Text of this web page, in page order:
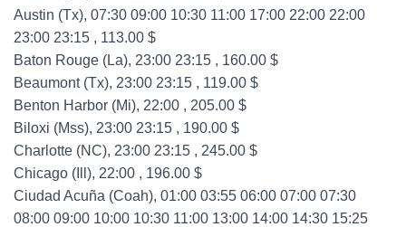
Austin (Tx), 07:30 09:00 10:30 11:00 17:00 22:00 22:00
23:00 23:15 , 113.00 $
Baton Rouge (La), 23:00 23:15 , 160.00 $
Beaumont (Tx), 23:00 23:15 , 119.00 $
Benton Harbor (Mi), 22:00 , 205.00 $
Biloxi (Mss), 23:00 23:15 , 190.00 $
Charlotte (NC), 23:00 23:15 , 245.00 $
Chicago (Ill), 22:00 , 196.00 $
Ciudad Acuña (Coah), 01:00 03:55 06:00 07:00 07:30
08:00 09:00 10:00 10:30 11:00 13:00 14:00 14:30 15:25